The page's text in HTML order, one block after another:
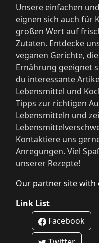
Unsere einfachen
eignen sich auch für
großen Wert auf
Zutaten. Entdecke
veganen Gerichte,
Ernährung geeignet
du interessante
Lebensmittel und
Tipps zur richtigen
Lebensmitteln und
Kontaktiere uns
Anregungen. Viel
unserer Rezepte!
Our partner site with
Link List
Facebook